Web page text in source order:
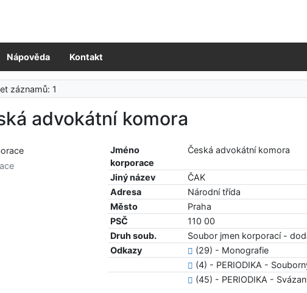
Nápověda Kontakt
záznamů: 1
advokátní komora
Jméno
korporace
Česká advokátní komora
Jiný název
ČAK
Adresa
Národní třída
Město
Praha
PSČ
110 00
Druh soub.
Soubor jmen korporací -
Odkazy
(29) - Monografie
(4) - PERIODIKA -
(45) - PERIODIKA -